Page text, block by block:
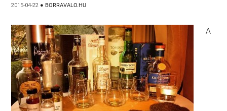
2015-04-22 ● BORRAVALO.HU
A